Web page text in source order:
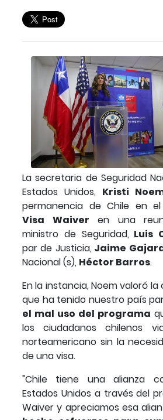
La secretaria de Seguridad
Estados Unidos, Kristi
permanencia de Chile en el
Visa Waiver en una
ministro de Seguridad, Luis
par de Justicia, Jaime
Nacional (s), Héctor Barros.
En la instancia, Noem valoró
que ha tenido nuestro país
el mal uso del programa
los ciudadanos chilenos
norteamericano sin la
de una visa.
"Chile tiene una alianza
Estados Unidos a través del
Waiver y apreciamos esa